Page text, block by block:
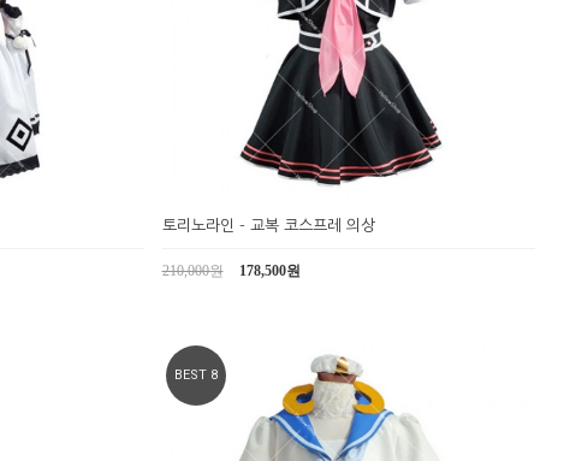
토리노라인 - 교복 코스프레 의상
210,000원 178,500원
BEST 8